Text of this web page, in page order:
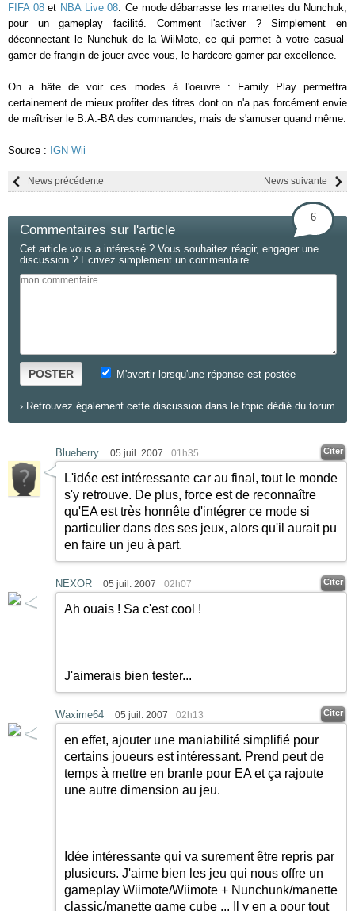
FIFA 08et NBA Live 08. Ce mode débarrasse les manettes du Nunchuk,
pour un gameplay facilité. Comment l'activer ? Simplement en
déconnectant le Nunchuk de la WiiMote, ce qui permet à votre casual-
gamer de frangin de jouer avec vous, le hardcore-gamer par excellence.
On a hâte de voir ces modes à l'oeuvre : Family Play permettra
certainement de mieux profiter des titres dont on n'a pas forcément envie
de maîtriser le B.A.-BA des commandes, mais de s'amuser quand même.
Source : IGN Wii
News suivante
News précédente
Commentaires sur l'article
6
Cet article vous a intéressé ? Vous souhaitez réagir, engager une
discussion ? Ecrivez simplement un commentaire.
POSTER M'avertir lorsqu'une réponse est postée
› Retrouvez également cette discussion dans le topic dédié du forum
Blueberry 05 juil. 2007 01h35 Citer
L'idée est intéressante car au final, tout le monde
s'y retrouve. De plus, force est de reconnaître
qu'EA est très honnête d'intégrer ce mode si
particulier dans des ses jeux, alors qu'il aurait pu
en faire un jeu à part.
NEXOR 05 juil. 2007 02h07 Citer
Ah ouais ! Sa c'est cool !
J'aimerais bien tester...
Waxime64 05 juil. 2007 02h13 Citer
en effet, ajouter une maniabilité simplifié pour
certains joueurs est intéressant. Prend peut de
temps à mettre en branle pour EA et ça rajoute
une autre dimension au jeu.
Idée intéressante qui va surement être repris par
plusieurs. J'aime bien les jeu qui nous offre un
gameplay Wiimote/Wiimote + Nunchunk/manette
classic/manette game cube ... Il y en a pour tout